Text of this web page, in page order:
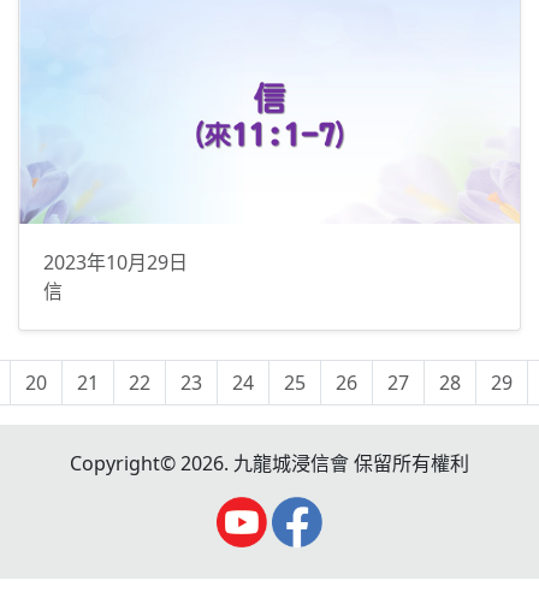
2023年10月29日
信
20 21 22 23 24 25 26 27 28 29
Copyright© 2026. 九龍城浸信會 保留所有權利